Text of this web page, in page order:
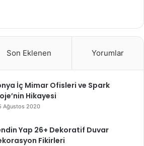
Son Eklenen Yorumlar
İç Mimar Ofisleri ve Spark
Hikayesi
Ağustos 2020
Yap 26+ Dekoratif Duvar
Fikirleri